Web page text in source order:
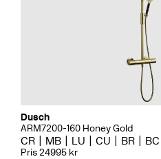
Dusch
ARM7200-160 Honey Gold
CR MB LU CU BR BC
Pris 24995 kr